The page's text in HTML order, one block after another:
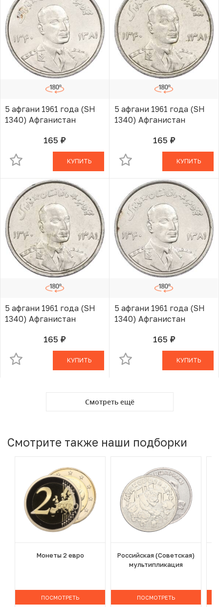
5 афгани 1961 года (SH
1340) Афганистан
165 руб.В КОРЗИНЕ
КУПИТЬ
5 афгани 1961 года (SH
1340) Афганистан
165 руб.В КОРЗИНЕ
КУПИТЬ
5 афгани 1961 года (SH
1340) Афганистан
165 руб.В КОРЗИНЕ
КУПИТЬ
5 афгани 1961 года (SH
1340) Афганистан
165 руб.В КОРЗИНЕ
КУПИТЬ
Смотреть ещё
Смотрите также наши подборки
Монеты 2 евро
ПОСМОТРЕТЬ
Российская (Советская)
мультипликация
ПОСМОТРЕТЬ